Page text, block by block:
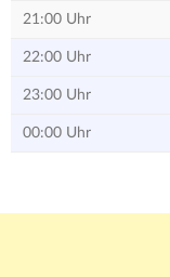
21:00 Uhr
22:00 Uhr
23:00 Uhr
00:00 Uhr